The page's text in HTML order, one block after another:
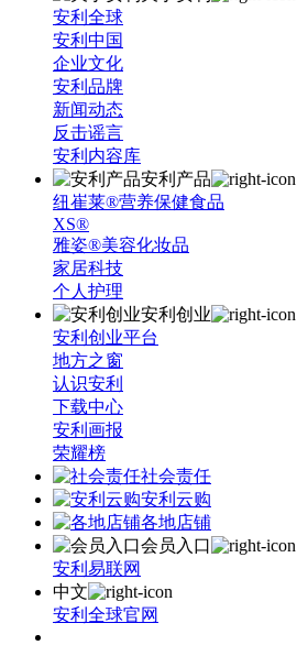
安利全球
安利中国
企业文化
安利品牌
新闻动态
反击谣言
安利内容库
安利产品
纽崔莱®营养保健食品
XS®
雅姿®美容化妆品
家居科技
个人护理
安利创业
安利创业平台
地方之窗
认识安利
下载中心
安利画报
荣耀榜
社会责任
安利云购
各地店铺
会员入口
安利易联网
中文
安利全球官网